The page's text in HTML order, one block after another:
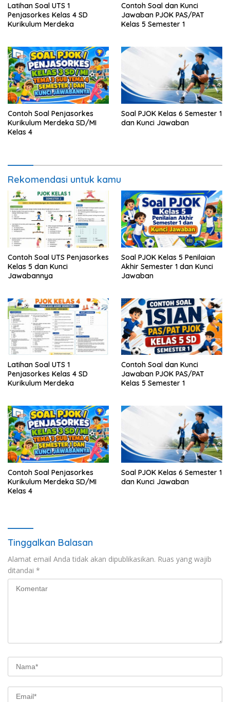
Latihan Soal UTS 1
Penjasorkes Kelas 4 SD
Kurikulum Merdeka
Contoh Soal dan Kunci
Jawaban PJOK PAS/PAT
Kelas 5 Semester 1
Contoh Soal Penjasorkes
Kurikulum Merdeka SD/MI
Kelas 4
Soal PJOK Kelas 6 Semester 1
dan Kunci Jawaban
Rekomendasi untuk kamu
Contoh Soal UTS Penjasorkes
Kelas 5 dan Kunci
Jawabannya
Soal PJOK Kelas 5 Penilaian
Akhir Semester 1 dan Kunci
Jawaban
Latihan Soal UTS 1
Penjasorkes Kelas 4 SD
Kurikulum Merdeka
Contoh Soal dan Kunci
Jawaban PJOK PAS/PAT
Kelas 5 Semester 1
Contoh Soal Penjasorkes
Kurikulum Merdeka SD/MI
Kelas 4
Soal PJOK Kelas 6 Semester 1
dan Kunci Jawaban
Tinggalkan Balasan
Alamat email Anda tidak akan dipublikasikan. Ruas yang wajib
ditandai *